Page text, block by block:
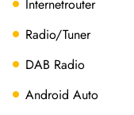
Internetrouter
Radio/Tuner
DAB Radio
Android Auto